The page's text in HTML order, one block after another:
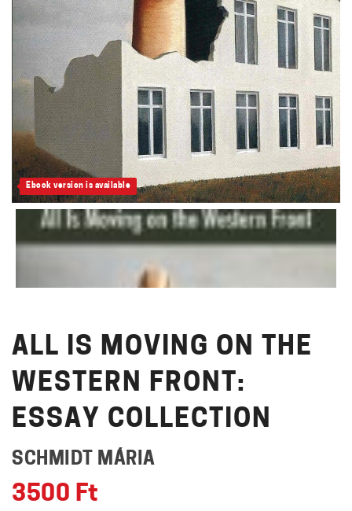
Ebook version is available
ALL IS MOVING ON THE
WESTERN FRONT:
ESSAY COLLECTION
SCHMIDT MÁRIA
3500 Ft